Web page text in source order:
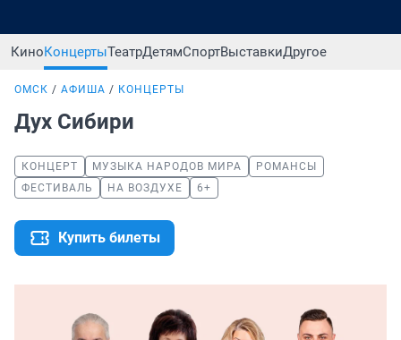
КиноКонцертыТеатрДетямСпортВыставкиДругое
ОМСК АФИША КОНЦЕРТЫ
Дух Сибири
КОНЦЕРТ МУЗЫКА НАРОДОВ МИРА
РОМАНСЫ
ФЕСТИВАЛЬ
НА ВОЗДУХЕ 6+
Купить билеты